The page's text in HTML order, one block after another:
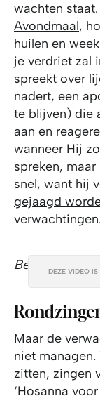
wachten
Avondmaal,
huilen en
je verdriet zal
spreekt over
nadert, een
te blijven) die
aan en
wanneer Hij
spreken,
snel, want hij
gejaagd
verwachtingen.
Bekijk hier de
DEZE VIDEO
Maar de
niet
zitten, zingen
‘Hosanna